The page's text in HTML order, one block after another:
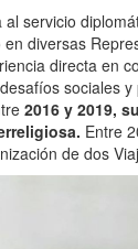
servicio
diversas
directa en
sociales
2016 y 2019,
Entre
de dos